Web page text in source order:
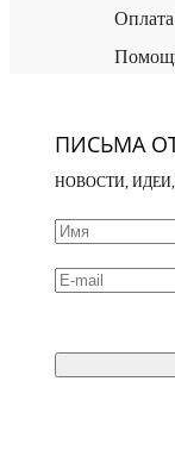
Оплата
ПИСЬМА ОТ
НОВОСТИ,